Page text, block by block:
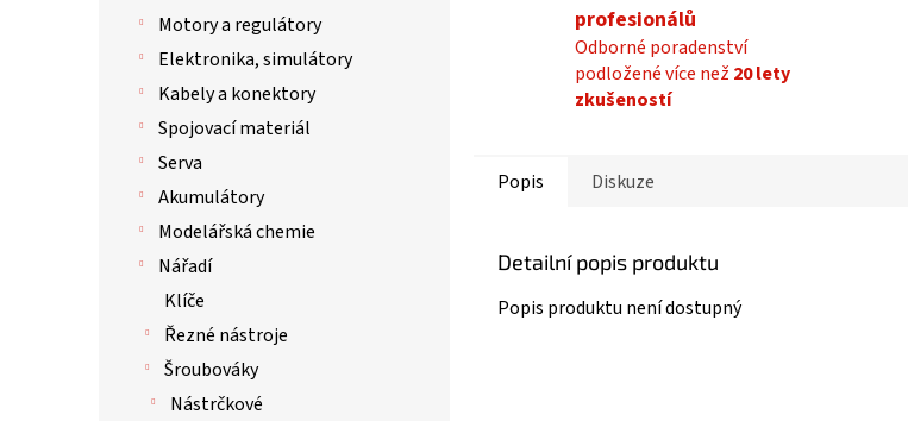
Motory a regulátory
Elektronika, simulátory
Kabely a konektory
Spojovací materiál
Serva
Akumulátory
Modelářská chemie
Nářadí
Klíče
Řezné nástroje
Šroubováky
Nástrčkové
profesionálů
Odborné poradenství
podložené více než 20 lety
zkušeností
Popis Diskuze
Detailní popis produktu
Popis produktu není dostupný